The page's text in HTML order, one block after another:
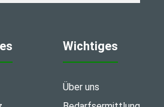
Wichtiges
Über uns